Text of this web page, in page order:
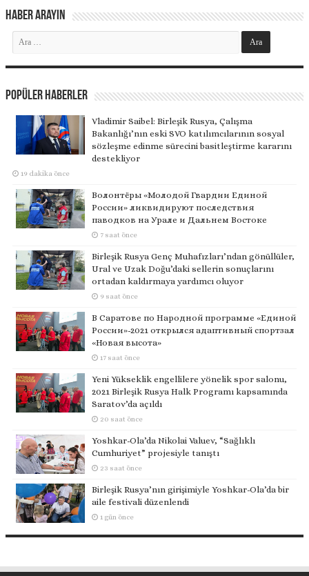
Haber Arayın
Popüler Haberler
Vladimir Saibel: Birleşik Rusya, Çalışma
Bakanlığı’nın eski SVO katılımcılarının sosyal
sözleşme edinme sürecini basitleştirme kararını
destekliyor
19 dakika önce
Волонтёры «Молодой Гвардии Единой
России» ликвидируют последствия
паводков на Урале и Дальнем Востоке
7 saat önce
Birleşik Rusya Genç Muhafızları’ndan gönüllüler,
Ural ve Uzak Doğu’daki sellerin sonuçlarını
ortadan kaldırmaya yardımcı oluyor
9 saat önce
В Саратове по Народной программе «Единой
России»-2021 открылся адаптивный спортзал
«Новая высота»
17 saat önce
Yeni Yükseklik engellilere yönelik spor salonu,
2021 Birleşik Rusya Halk Programı kapsamında
Saratov’da açıldı
20 saat önce
Yoshkar-Ola’da Nikolai Valuev, “Sağlıklı
Cumhuriyet” projesiyle tanıştı
23 saat önce
Birleşik Rusya’nın girişimiyle Yoshkar-Ola’da bir
aile festivali düzenlendi
1 gün önce